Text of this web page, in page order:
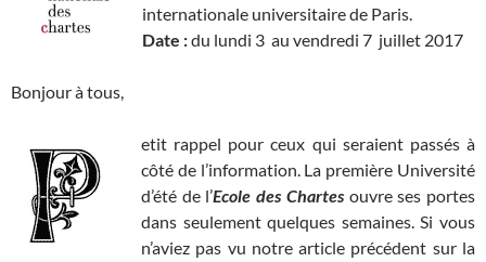
internationale universitaire de Paris.
Date :du lundi 3 au vendredi 7 juillet 2017
Bonjour à tous,
etit rappel pour ceux qui seraient passés à
côté de l’information. La première Université
d’été de l’Ecole des Chartes ouvre ses portes
dans seulement quelques semaines. Si vous
n’aviez pas vu notre article précédent sur la